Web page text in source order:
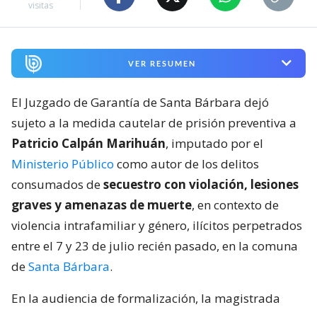
visitas
VER RESUMEN
El Juzgado de Garantía de Santa Bárbara dejó
sujeto a la medida cautelar de prisión preventiva a
Patricio Calpán Marihuán, imputado por el
Ministerio Público como autor de los delitos
consumados desecuestro con violación, lesiones
graves y amenazas de muerte, en contexto de
violencia intrafamiliar y género, ilícitos perpetrados
entre el 7 y 23 de julio recién pasado, en la comuna
deSanta Bárbara.
En la audiencia de formalización, la magistrada